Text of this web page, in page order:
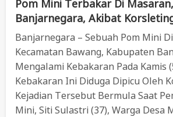
Pom Mini Terbakar Di Masaran,
Banjarnegara, Akibat
Banjarnegara – Sebuah Pom Mini
Kecamatan Bawang, Kabupaten
Mengalami Kebakaran Pada Kamis
Kebakaran Ini Diduga Dipicu Oleh
Kejadian Tersebut Bermula Saat
Mini, Siti Sulastri (37), Warga Desa